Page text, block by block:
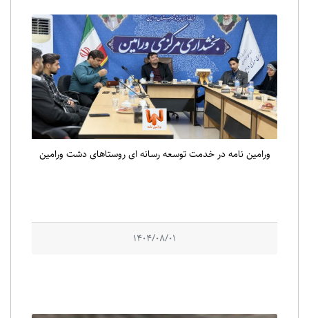
ورامین نامه در خدمت توسعه رسانه ای روستاهای دشت ورامین
1404/08/01